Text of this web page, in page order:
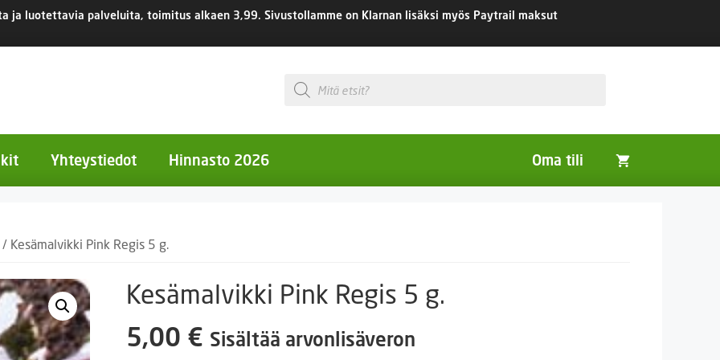
ja luotettavia palveluita, toimitus alkaen 3,99. Sivustollamme on Klarnan lisäksi myös Paytrail maksut
Products
search
kukat
Ruukut
Yhteystiedot Hinnasto 2026 Oma tili
/ Kesämalvikki Pink Regis 5 g.
Kesämalvikki Pink Regis 5 g.
5,00 € Sisältää arvonlisäveron